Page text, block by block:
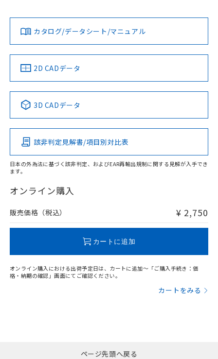
ダウンロードデータをご利用いただく前に、以下を必ずお読
みください。
ソフトウェアの使用条件
対応済み
中国 RoHS 注意事項・凡例
Pb Hg Cd Cr(VI)
O
在庫等で未対応品が混在する可能性があります。
問い合わせください。
LR型式承認
（イギリス
船舶規格）
DNV型式承認
（ノルウェー
BV型式承認
（フランス
KR型式
（韓国
No No No No
この製品の規格認証/適合状況ページへ
その他の認証はこちらのページからご検索ください
カタログ/データシート/マニュアル
2D CADデータ
3D CADデータ
該非判定見解書/項目別対比表
日本の外為法に基づく該非判定、およびEAR再輸出規制に関する見解が入手でき
ます。
オンライン購入
販売価格（税込） ¥ 2,750
カートに追加
オンライン購入における出荷予定日は、カートに追加～「ご購入手続き：価
格・納期の確認」画面にてご確認ください。
カートをみる
ページ先頭へ戻る